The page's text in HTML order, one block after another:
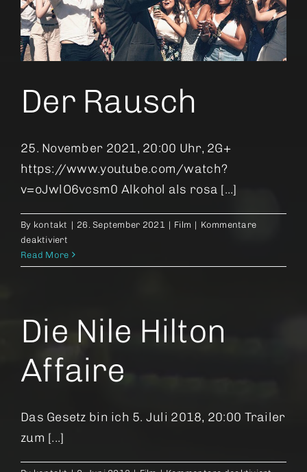
Der Rausch
25. November 2021, 20:00 Uhr, 2G+
https://www.youtube.com/watch?
v=oJwlO6vcsm0 Alkohol als rosa [...]
By kontakt | 26. September 2021 | Film | Kommentare
deaktiviertfür
Der
Rausch
Read More
Die Nile Hilton
Affaire
Das Gesetz bin ich 5. Juli 2018, 20:00 Trailer
zum [...]